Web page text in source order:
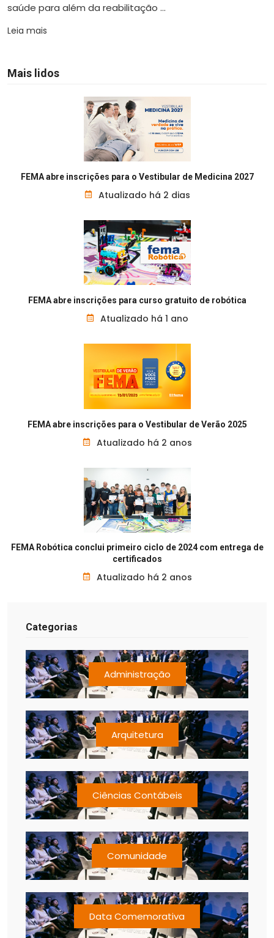
saúde para além da reabilitação ...
Leia mais
Mais lidos
FEMA abre inscrições para o Vestibular de Medicina 2027
Atualizado há 2 dias
FEMA abre inscrições para curso gratuito de robótica
Atualizado há 1 ano
FEMA abre inscrições para o Vestibular de Verão 2025
Atualizado há 2 anos
FEMA Robótica conclui primeiro ciclo de 2024 com entrega de
certificados
Atualizado há 2 anos
Categorias
Administração
Arquitetura
Ciências Contábeis
Comunidade
Data Comemorativa